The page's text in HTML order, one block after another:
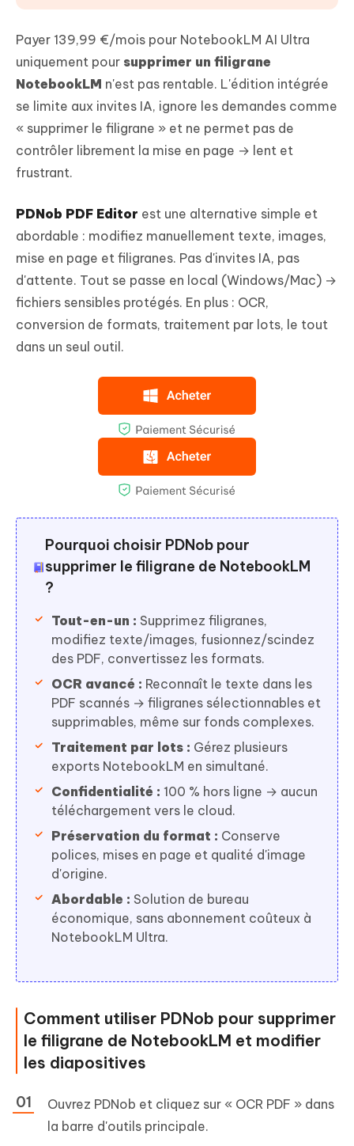
Payer 139,99 €/mois pour NotebookLM AI Ultra
uniquement pour supprimer un filigrane
NotebookLM n'est pas rentable. L'édition intégrée
se limite aux invites IA, ignore les demandes comme
« supprimer le filigrane » et ne permet pas de
contrôler librement la mise en page → lent et
frustrant.
PDNob PDF Editor est une alternative simple et
abordable : modifiez manuellement texte, images,
mise en page et filigranes. Pas d'invites IA, pas
d'attente. Tout se passe en local (Windows/Mac) →
fichiers sensibles protégés. En plus : OCR,
conversion de formats, traitement par lots, le tout
dans un seul outil.
Pourquoi choisir PDNob pour
supprimer le filigrane de NotebookLM
?
Tout-en-un : Supprimez filigranes,
modifiez texte/images, fusionnez/scindez
des PDF, convertissez les formats.
OCR avancé : Reconnaît le texte dans les
PDF scannés → filigranes sélectionnables et
supprimables, même sur fonds complexes.
Traitement par lots : Gérez plusieurs
exports NotebookLM en simultané.
Confidentialité : 100 % hors ligne → aucun
téléchargement vers le cloud.
Préservation du format : Conserve
polices, mises en page et qualité d'image
d'origine.
Abordable : Solution de bureau
économique, sans abonnement coûteux à
NotebookLM Ultra.
Comment utiliser PDNob pour supprimer
le filigrane de NotebookLM et modifier
les diapositives
Ouvrez PDNob et cliquez sur « OCR PDF » dans
la barre d'outils principale.